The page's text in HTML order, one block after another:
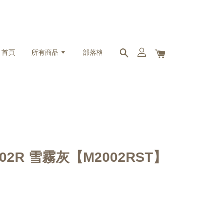
首頁 所有商品 部落格
雪霧灰【M2002RST】